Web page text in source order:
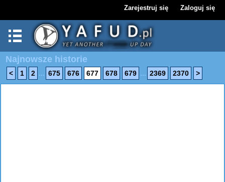
Zarejestruj się Zaloguj się
Najnowsze historie
< 1 2 ... 675 676 677 678 679 ... 2369 2370 >